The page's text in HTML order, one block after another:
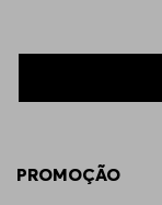
PROMOÇÃO